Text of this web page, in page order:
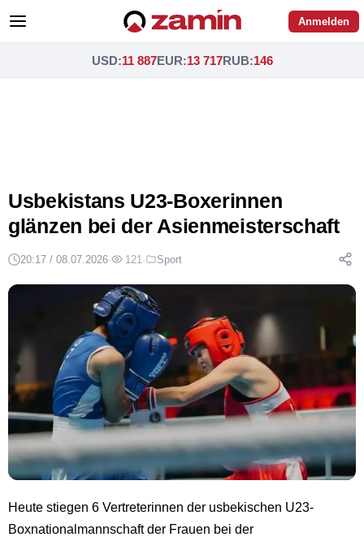
Anmelden
USD:11 887EUR:13 717RUB:146
Usbekistans U23-Boxerinnen
glänzen bei der Asienmeisterschaft
20:17 / 08.07.2026· 121 · Sport
Heute stiegen 6 Vertreterinnen der usbekischen U23-
Boxnationalmannschaft der Frauen bei der